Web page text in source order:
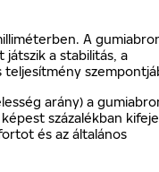
A
játszik a stabilitás, a
teljesítmény
arány) a
százalékban
és az általános